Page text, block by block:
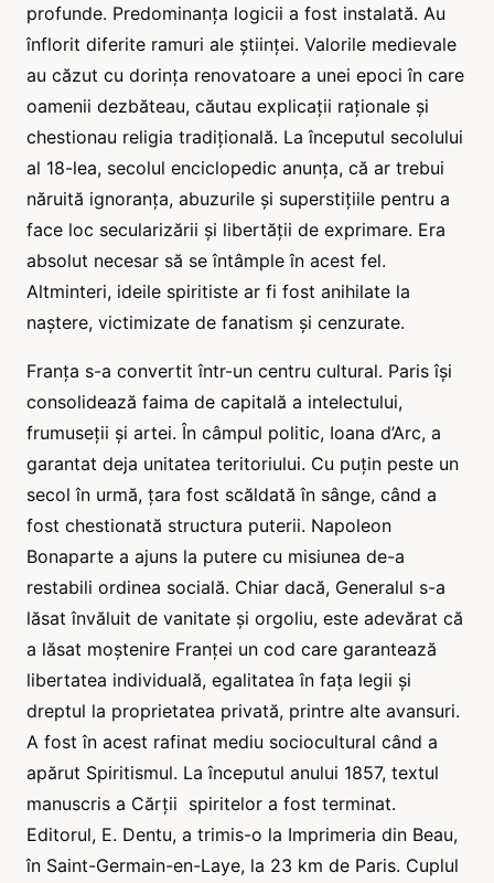
profunde. Predominanța logicii a fost instalată. Au
înflorit diferite ramuri ale științei. Valorile medievale
au căzut cu dorința renovatoare a unei epoci în care
oamenii dezbăteau, căutau explicații raționale și
chestionau religia tradițională. La începutul secolului
al 18-lea, secolul enciclopedic anunța, că ar trebui
năruită ignoranța, abuzurile și superstițiile pentru a
face loc secularizării și libertății de exprimare. Era
absolut necesar să se întâmple în acest fel.
Altminteri, ideile spiritiste ar fi fost anihilate la
naștere, victimizate de fanatism și cenzurate.
Franța s-a convertit într-un centru cultural. Paris își
consolidează faima de capitală a intelectului,
frumuseții și artei. În câmpul politic, Ioana d’Arc, a
garantat deja unitatea teritoriului. Cu puțin peste un
secol în urmă, țara fost scăldată în sânge, când a
fost chestionată structura puterii. Napoleon
Bonaparte a ajuns la putere cu misiunea de-a
restabili ordinea socială. Chiar dacă, Generalul s-a
lăsat învăluit de vanitate și orgoliu, este adevărat că
a lăsat moștenire Franței un cod care garantează
libertatea individuală, egalitatea în fața legii și
dreptul la proprietatea privată, printre alte avansuri.
A fost în acest rafinat mediu sociocultural când a
apărut Spiritismul. La începutul anului 1857, textul
manuscris a Cărții spiritelor a fost terminat.
Editorul, E. Dentu, a trimis-o la Imprimeria din Beau,
în Saint-Germain-en-Laye, la 23 km de Paris. Cuplul